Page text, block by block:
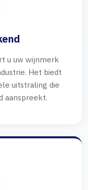
u uw wijnmerk
Het biedt
uitstraling die
aanspreekt.